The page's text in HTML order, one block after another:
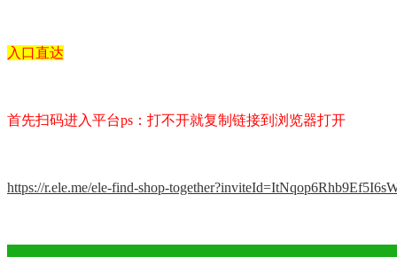
入口直达
首先扫码进入平台ps：打不开就复制链接到浏览器打开
https://r.ele.me/ele-find-shop-